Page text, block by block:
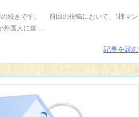
続きです。 前回の投稿において、1棟マン
外国人に爆 ...
記事を読む